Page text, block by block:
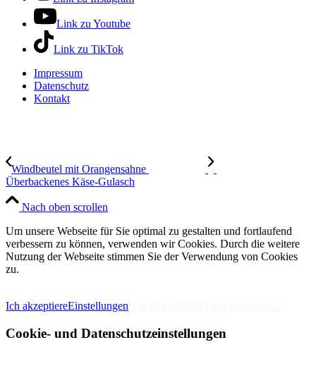
Link zu Youtube
Link zu TikTok
Impressum
Datenschutz
Kontakt
Windbeutel mit Orangensahne
Überbackenes Käse-Gulasch
Nach oben scrollen
Um unsere Webseite für Sie optimal zu gestalten und fortlaufend
verbessern zu können, verwenden wir Cookies. Durch die weitere
Nutzung der Webseite stimmen Sie der Verwendung von Cookies
zu.
Ich akzeptiereEinstellungen
Cookie- und Datenschutzeinstellungen